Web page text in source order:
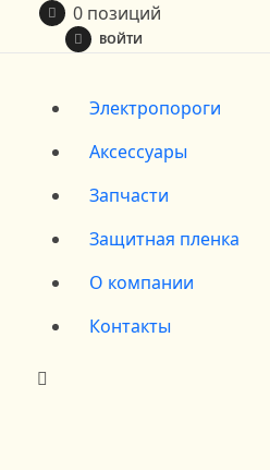
0 позиций
ВОЙТИ
Электропороги
Аксессуары
Запчасти
Защитная пленка
О компании
Контакты